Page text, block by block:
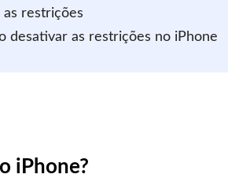
as restrições
desativar as restrições no iPhone
iPhone?